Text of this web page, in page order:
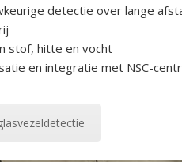
detectie over lange
stof, hitte en vocht
en integratie met NSC-